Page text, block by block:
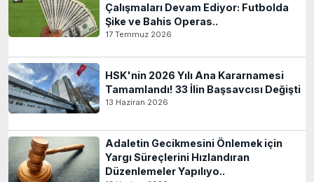
Çalışmaları Devam Ediyor: Futbolda
Şike ve Bahis Operas..
17 Temmuz 2026
HSK'nin 2026 Yılı Ana Kararnamesi
Tamamlandı! 33 İlin Başsavcısı Değişti
13 Haziran 2026
Adaletin Gecikmesini Önlemek için
Yargı Süreçlerini Hızlandıran
Düzenlemeler Yapılıyo..